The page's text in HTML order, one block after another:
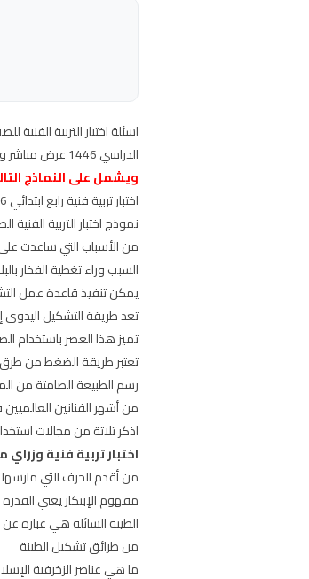
الدراسي 1446 عرض مباشر وتحميل
ويشمل على النماذج
اختبار تربية فنية رابع ابتدائي 1446 منتصف الفصل الثاني محلول
نموذج اختبار التربية الفنية الصف
من الأسباب التي ساعدت
السبب وراء تغطية الفخار
يمكن تنفيذ قاعدة عمل
تعد طريقة التشكيل
تميز هذا العصر باستخدام
تعتبر طريقة الضغط من
رسم الطبيعة الصامتة من
من أشهر الفنانين
اذكر ثلاثة من مجالات
اختبار تربية فنية
من أقدم الحرف التي مارسها
مفهوم الإبتكار يعني
الطينة السائلة هي عبارة
من طرائق تشكيل الطينة
ما هي عناصر الزخرفية